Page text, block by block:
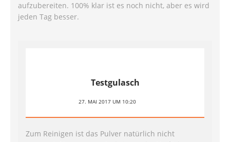
aufzubereiten. 100% klar ist es noch nicht, aber es wird
jeden Tag besser.
Testgulasch
27. MAI 2017 UM 10:20
Zum Reinigen ist das Pulver natürlich nicht